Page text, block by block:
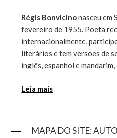
Régis Bonvicinonasceu em
fevereiro de 1955. Poeta
internacionalmente,
literários e tem versões de
inglês, espanhol e
Leia mais
MAPA DO SITE: